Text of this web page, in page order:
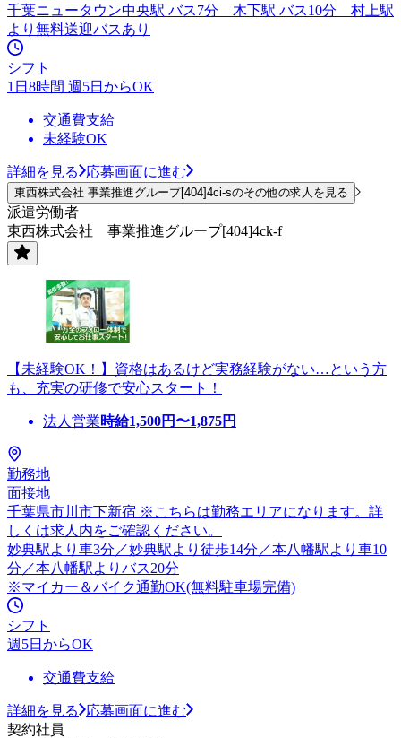
千葉ニュータウン中央駅 バス7分 木下駅 バス10分 村上駅
より無料送迎バスあり
シフト
1日8時間 週5日からOK
交通費支給
未経験OK
詳細を見る 応募画面に進む
東西株式会社 事業推進グループ[404]4ci-sのその他の求人を見る
派遣労働者
東西株式会社 事業推進グループ[404]4ck-f
【未経験OK！】資格はあるけど実務経験がない…という方
も、充実の研修で安心スタート！
法人営業時給1,500円〜1,875円
勤務地
面接地
千葉県市川市下新宿 ※こちらは勤務エリアになります。詳
しくは求人内をご確認ください。
妙典駅より車3分／妙典駅より徒歩14分／本八幡駅より車10
分／本八幡駅よりバス20分
※マイカー＆バイク通勤OK(無料駐車場完備)
シフト
週5日からOK
交通費支給
詳細を見る
応募画面に進む
契約社員